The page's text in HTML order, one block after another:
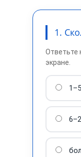
1.
Ответьте
экране.